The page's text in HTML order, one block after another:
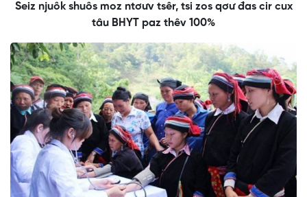
Seiz njuôk shuôs moz ntơưv tsêr, tsi zos qơư đas cir cux
tâu BHYT paz thêv 100%